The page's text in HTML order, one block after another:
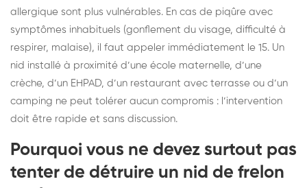
allergique sont plus vulnérables. En cas de piqûre avec
symptômes inhabituels (gonflement du visage, difficulté à
respirer, malaise), il faut appeler immédiatement le 15. Un
nid installé à proximité d’une école maternelle, d’une
crèche, d’un EHPAD, d’un restaurant avec terrasse ou d’un
camping ne peut tolérer aucun compromis : l’intervention
doit être rapide et sans discussion.
Pourquoi vous ne devez surtout pas
tenter de détruire un nid de frelon